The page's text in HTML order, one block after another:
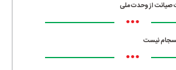
صیانت از وحدت ملی
•••
نیست
•••